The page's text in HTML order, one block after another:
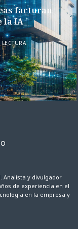
facturan
la IA
Analista y divulgador
de experiencia en el
en la empresa y